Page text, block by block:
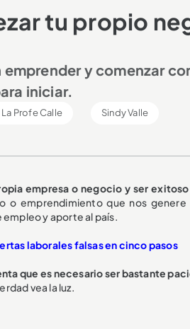
tu propio
emprender y comenzar
iniciar.
La Profe Calle Sindy Valle
empresa o negocio y ser
o emprendimiento que nos
y aporte al país.
laborales falsas en cinco pasos
que es necesario ser bastante
vea la luz.